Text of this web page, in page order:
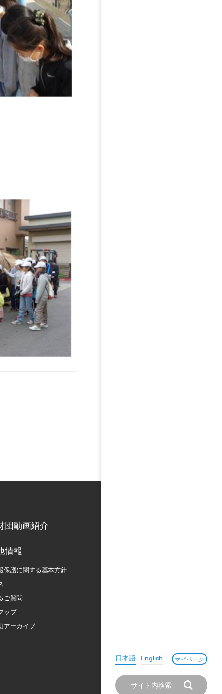
日本語 English マイページ
団動画紹介
情報
保護に関する基本方針
ご質問
ップ
アーカイブ